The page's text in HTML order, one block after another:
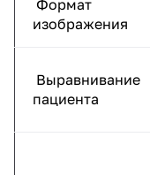
Формат
изображения
Выравнивание
пациента